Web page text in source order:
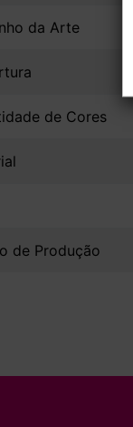
da Arte
de Cores
de Produção